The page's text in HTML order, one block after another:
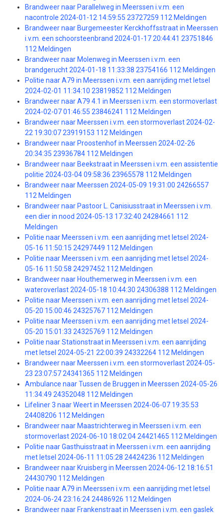
Brandweer naar Parallelweg in Meerssen i.v.m. een
nacontrole 2024-01-12 14:59:55 23727259 112 Meldingen
Brandweer naar Burgemeester Kerckhoffsstraat in Meerssen
i.v.m. een schoorsteenbrand 2024-01-17 20:44:41 23751846
112 Meldingen
Brandweer naar Molenweg in Meerssen i.v.m. een
brandgerucht 2024-01-18 11:33:38 23754166 112 Meldingen
Politie naar A79 in Meerssen i.v.m. een aanrijding met letsel
2024-02-01 11:34:10 23819852 112 Meldingen
Brandweer naar A79 4.1 in Meerssen i.v.m. een stormoverlast
2024-02-07 01:46:55 23846241 112 Meldingen
Brandweer naar Meerssen i.v.m. een stormoverlast 2024-02-
22 19:30:07 23919153 112 Meldingen
Brandweer naar Proostenhof in Meerssen 2024-02-26
20:34:35 23936784 112 Meldingen
Brandweer naar Beekstraat in Meerssen i.v.m. een assistentie
politie 2024-03-04 09:58:36 23965578 112 Meldingen
Brandweer naar Meerssen 2024-05-09 19:31:00 24266557
112 Meldingen
Brandweer naar Pastoor L. Canisiusstraat in Meerssen i.v.m.
een dier in nood 2024-05-13 17:32:40 24284661 112
Meldingen
Politie naar Meerssen i.v.m. een aanrijding met letsel 2024-
05-16 11:50:15 24297449 112 Meldingen
Politie naar Meerssen i.v.m. een aanrijding met letsel 2024-
05-16 11:50:58 24297452 112 Meldingen
Brandweer naar Houthemerweg in Meerssen i.v.m. een
wateroverlast 2024-05-18 10:44:30 24306388 112 Meldingen
Politie naar Meerssen i.v.m. een aanrijding met letsel 2024-
05-20 15:00:46 24325767 112 Meldingen
Politie naar Meerssen i.v.m. een aanrijding met letsel 2024-
05-20 15:01:33 24325769 112 Meldingen
Politie naar Stationstraat in Meerssen i.v.m. een aanrijding
met letsel 2024-05-21 22:00:39 24332264 112 Meldingen
Brandweer naar Meerssen i.v.m. een stormoverlast 2024-05-
23 23:07:57 24341365 112 Meldingen
Ambulance naar Tussen de Bruggen in Meerssen 2024-05-26
11:34:49 24352048 112 Meldingen
Lifeliner 3 naar Weert in Meerssen 2024-06-07 19:35:53
24408206 112 Meldingen
Brandweer naar Maastrichterweg in Meerssen i.v.m. een
stormoverlast 2024-06-10 18:02:04 24421465 112 Meldingen
Politie naar Gasthuisstraat in Meerssen i.v.m. een aanrijding
met letsel 2024-06-11 11:05:28 24424236 112 Meldingen
Brandweer naar Kruisberg in Meerssen 2024-06-12 18:16:51
24430790 112 Meldingen
Politie naar A79 in Meerssen i.v.m. een aanrijding met letsel
2024-06-24 23:16:24 24486926 112 Meldingen
Brandweer naar Frankenstraat in Meerssen i.v.m. een gaslek